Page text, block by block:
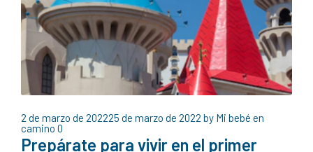
2 de marzo de 202225 de marzo de 2022 by Mi bebé en
camino 0
Prepárate para vivir en el primer